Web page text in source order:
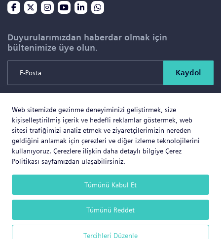
Web sitemizde gezinme deneyiminizi geliştirmek, size
kişiselleştirilmiş içerik ve hedefli reklamlar göstermek, web
sitesi trafiğimizi analiz etmek ve ziyaretçilerimizin nereden
geldiğini anlamak için çerezleri ve diğer izleme teknolojilerini
kullanıyoruz. Çerezlere ilişkin daha detaylı bilgiye Çerez
Politikası sayfamızdan ulaşabilirsiniz.
Tümünü Kabul Et
Tümünü Reddet
Tercihleri Düzenle
Duyurularımızdan haberdar olmak için
bültenimize üye olun.
Kaydol
Copyright © 2026 SOLD PROJE SATIŞ YÖNETİMİ VE
GAYRİMENKUL İNŞAAT TİCARET LTD.ŞTİ. Tüm Hakları
Saklıdır.
Web Business® e-ticaret sistemleri ile hazırlanmıştır.